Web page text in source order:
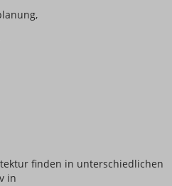
finden in unterschiedlichen
in